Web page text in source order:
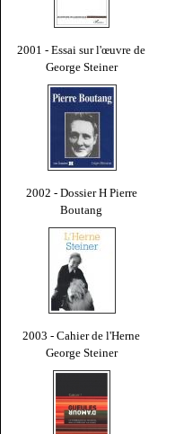
2001 - Essai sur l'œuvre de
George Steiner
2002 - Dossier H Pierre
Boutang
2003 - Cahier de l'Herne
George Steiner